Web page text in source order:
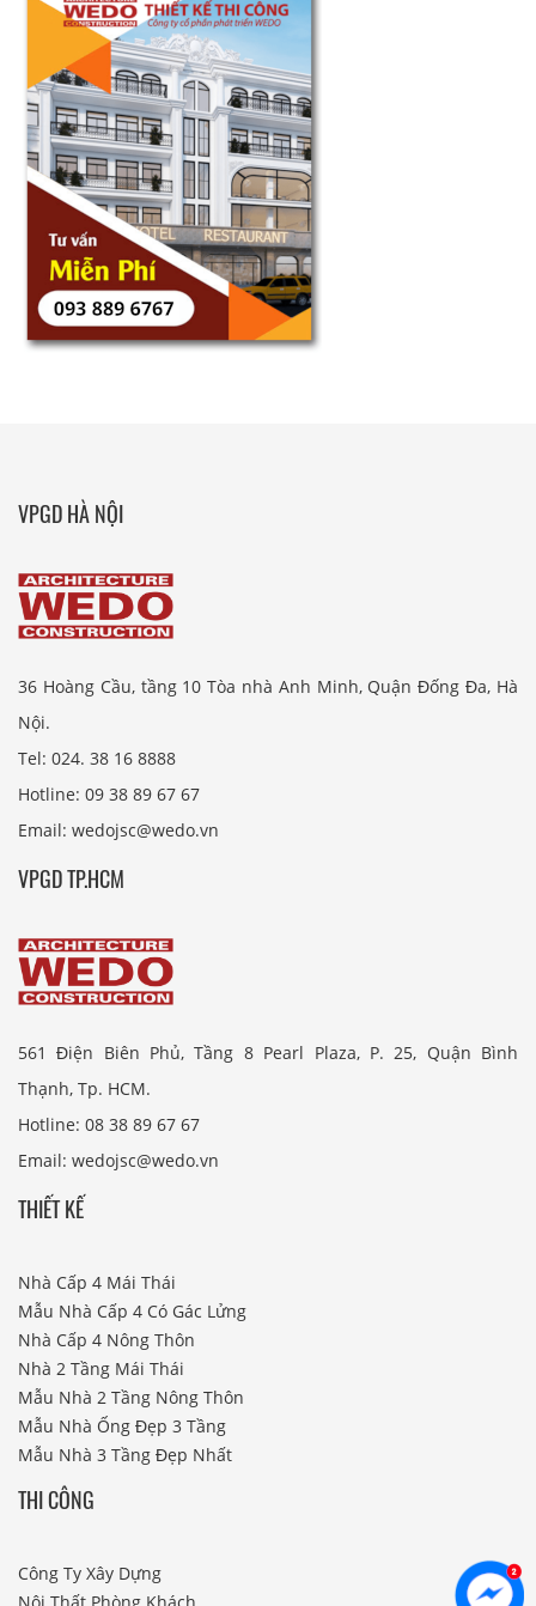
VPGD HÀ NỘI
36 Hoàng Cầu, tầng 10 Tòa nhà Anh Minh, Quận Đống Đa, Hà
Nội.
Tel: 024. 38 16 8888
Hotline: 09 38 89 67 67
Email: wedojsc@wedo.vn
VPGD TP.HCM
561 Điện Biên Phủ, Tầng 8 Pearl Plaza, P. 25, Quận Bình
Thạnh, Tp. HCM.
Hotline: 08 38 89 67 67
Email: wedojsc@wedo.vn
THIẾT KẾ
Nhà Cấp 4 Mái Thái
Mẫu Nhà Cấp 4 Có Gác Lửng
Nhà Cấp 4 Nông Thôn
Nhà 2 Tầng Mái Thái
Mẫu Nhà 2 Tầng Nông Thôn
Mẫu Nhà Ống Đẹp 3 Tầng
Mẫu Nhà 3 Tầng Đẹp Nhất
THI CÔNG
Công Ty Xây Dựng